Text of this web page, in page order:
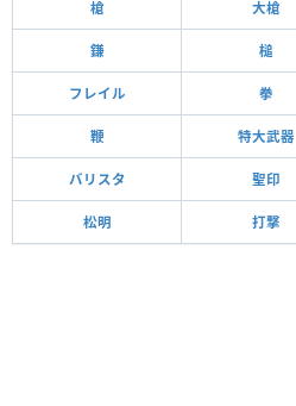
槍 大槍
鎌 槌
フレイル 拳
鞭 特大武器
バリスタ 聖印
松明 打撃